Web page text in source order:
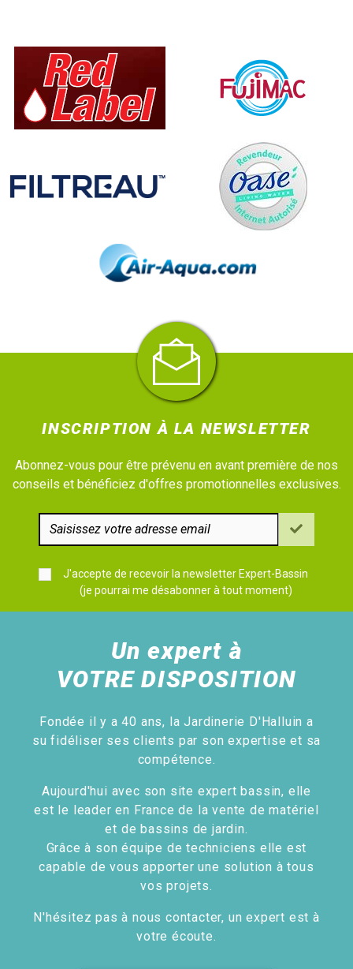
INSCRIPTION À LA NEWSLETTER
Abonnez-vous pour être prévenu en avant première de nos
conseils et bénéficiez d'offres promotionnelles exclusives.
J'accepte de recevoir la newsletter Expert-Bassin
(je pourrai me désabonner à tout moment)
Un expert à
VOTRE DISPOSITION
Fondée il y a 40 ans, la Jardinerie D'Halluin a
su fidéliser ses clients par son expertise et sa
compétence.
Aujourd'hui avec son site expert bassin, elle
est le leader en France de la vente de matériel
et de bassins de jardin.
Grâce à son équipe de techniciens elle est
capable de vous apporter une solution à tous
vos projets.
N'hésitez pas à nous contacter, un expert est à
votre écoute.